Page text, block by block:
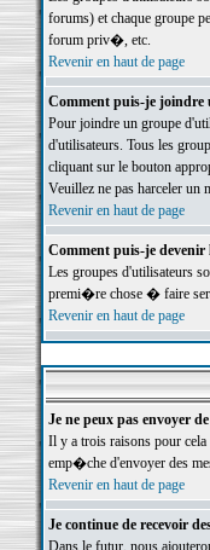
forums) et chaque groupe
forum priv�, etc.
Revenir en haut de page
Comment puis-je joindre
Pour joindre un groupe
d'utilisateurs. Tous les
cliquant sur le bouton
Veuillez ne pas harceler
Revenir en haut de page
Comment puis-je
Les groupes d'utilisateurs
premi�re chose � faire
Revenir en haut de page
Je ne peux pas envoyer
Il y a trois raisons pour
emp�che d'envoyer des
Revenir en haut de page
Je continue de recevoir
Dans le futur, nous